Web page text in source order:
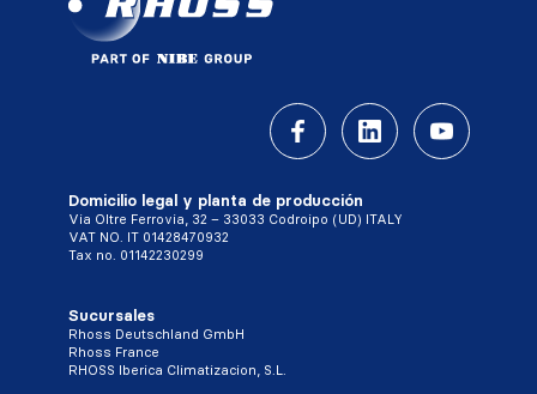
Domicilio legal y planta de producción
Via Oltre Ferrovia, 32 – 33033 Codroipo (UD) ITALY
VAT NO. IT 01428470932
Tax no. 01142230299
Sucursales
Rhoss Deutschland GmbH
Rhoss France
RHOSS Iberica Climatizacion, S.L.